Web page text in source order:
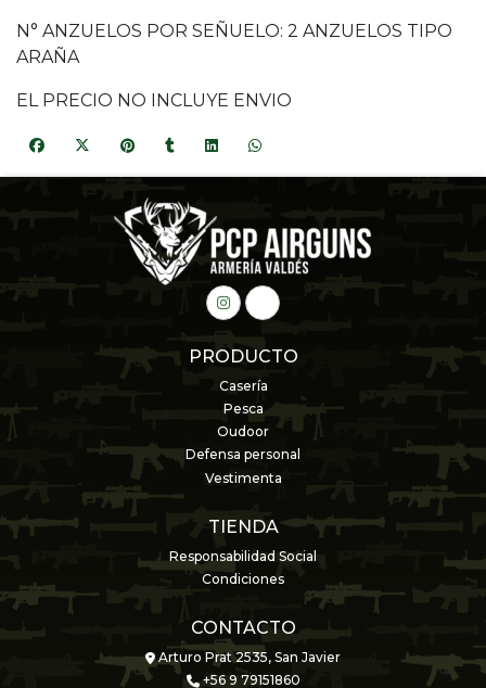
N° ANZUELOS POR SEÑUELO: 2 ANZUELOS TIPO
ARAÑA
EL PRECIO NO INCLUYE ENVIO
PRODUCTO
Casería
Pesca
Oudoor
Defensa personal
Vestimenta
TIENDA
Responsabilidad Social
Condiciones
CONTACTO
Arturo Prat 2535, San Javier
+56 9 79151860